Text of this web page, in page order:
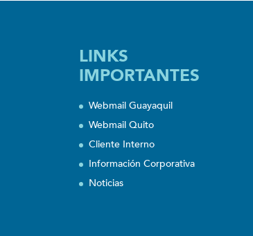
LINKS
IMPORTANTES
Webmail Guayaquil
Webmail Quito
Cliente Interno
Información Corporativa
Noticias